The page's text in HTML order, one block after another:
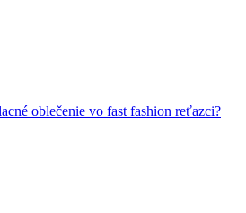
oblečenie vo fast fashion reťazci?